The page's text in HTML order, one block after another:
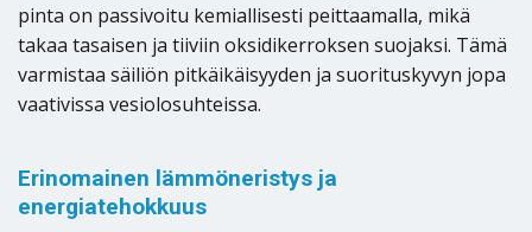
pinta on passivoitu kemiallisesti peittaamalla, mikä
takaa tasaisen ja tiiviin oksidikerroksen suojaksi. Tämä
varmistaa säiliön pitkäikäisyyden ja suorituskyvyn jopa
vaativissa vesiolosuhteissa.
Erinomainen lämmöneristys ja
energiatehokkuus